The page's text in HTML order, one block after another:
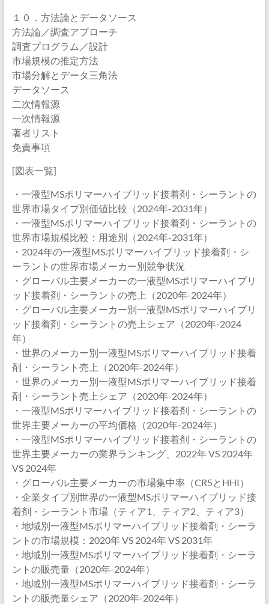
１０．方法論とデータソース
方法論／調査アプローチ
調査プログラム／設計
市場規模の推定方法
市場分解とデータ三角法
データソース
二次情報源
一次情報源
著者リスト
免責事項
[図表一覧]
・一液型MSポリマーハイブリッド接着剤・シーラントの
世界市場タイプ別価値比較（2024年-2031年）
・一液型MSポリマーハイブリッド接着剤・シーラントの
世界市場規模比較：用途別（2024年-2031年）
・2024年の一液型MSポリマーハイブリッド接着剤・シ
ーラントの世界市場メーカー別競争状況
・グローバル主要メーカーの一液型MSポリマーハイブリ
ッド接着剤・シーラントの売上（2020年-2024年）
・グローバル主要メーカー別一液型MSポリマーハイブリ
ッド接着剤・シーラントの売上シェア（2020年-2024
年）
・世界のメーカー別一液型MSポリマーハイブリッド接着
剤・シーラント売上（2020年-2024年）
・世界のメーカー別一液型MSポリマーハイブリッド接着
剤・シーラント売上シェア（2020年-2024年）
・一液型MSポリマーハイブリッド接着剤・シーラントの
世界主要メーカーの平均価格（2020年-2024年）
・一液型MSポリマーハイブリッド接着剤・シーラントの
世界主要メーカーの業界ランキング、2022年 VS 2024年
VS 2024年
・グローバル主要メーカーの市場集中率（CR5とHHI）
・企業タイプ別世界の一液型MSポリマーハイブリッド接
着剤・シーラント市場（ティア1、ティア2、ティア3）
・地域別一液型MSポリマーハイブリッド接着剤・シーラ
ントの市場規模：2020年 VS 2024年 VS 2031年
・地域別一液型MSポリマーハイブリッド接着剤・シーラ
ントの販売量（2020年-2024年）
・地域別一液型MSポリマーハイブリッド接着剤・シーラ
ントの販売量シェア（2020年-2024年）